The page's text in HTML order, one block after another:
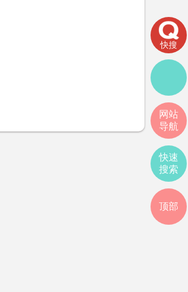
快搜
网站
导航
快速
搜索
顶部